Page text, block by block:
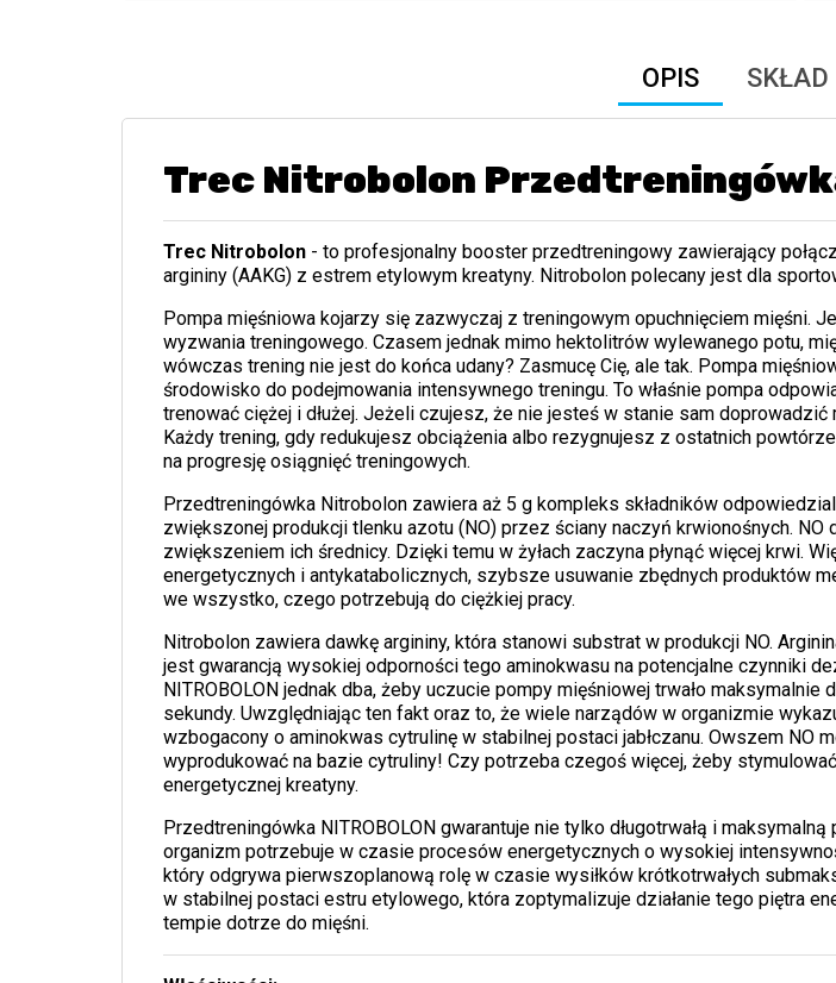
OPIS SKŁAD
Trec Nitrobolon
Trec Nitrobolon - to profesjonalny booster przedtreningowy zawierający
argininy (AAKG) z estrem etylowym kreatyny. Nitrobolon polecany jest dla
Pompa mięśniowa kojarzy się zazwyczaj z treningowym opuchnięciem mięśni.
wyzwania treningowego. Czasem jednak mimo hektolitrów wylewanego potu,
wówczas trening nie jest do końca udany? Zasmucę Cię, ale tak. Pompa
środowisko do podejmowania intensywnego treningu. To właśnie pompa
trenować ciężej i dłużej. Jeżeli czujesz, że nie jesteś w stanie sam
Każdy trening, gdy redukujesz obciążenia albo rezygnujesz z ostatnich
na progresję osiągnięć treningowych.
Przedtreningówka Nitrobolon zawiera aż 5 g kompleks składników
zwiększonej produkcji tlenku azotu (NO) przez ściany naczyń krwionośnych.
zwiększeniem ich średnicy. Dzięki temu w żyłach zaczyna płynąć więcej krwi.
energetycznych i antykatabolicznych, szybsze usuwanie zbędnych produktów
we wszystko, czego potrzebują do ciężkiej pracy.
Nitrobolon zawiera dawkę argininy, która stanowi substrat w produkcji NO.
jest gwarancją wysokiej odporności tego aminokwasu na potencjalne czynniki
NITROBOLON jednak dba, żeby uczucie pompy mięśniowej trwało maksymalnie
sekundy. Uwzględniając ten fakt oraz to, że wiele narządów w organizmie
wzbogacony o aminokwas cytrulinę w stabilnej postaci jabłczanu. Owszem NO
wyprodukować na bazie cytruliny! Czy potrzeba czegoś więcej, żeby
energetycznej kreatyny.
Przedtreningówka NITROBOLON gwarantuje nie tylko długotrwałą i
organizm potrzebuje w czasie procesów energetycznych o wysokiej
który odgrywa pierwszoplanową rolę w czasie wysiłków krótkotrwałych
w stabilnej postaci estru etylowego, która zoptymalizuje działanie tego piętra
tempie dotrze do mięśni.